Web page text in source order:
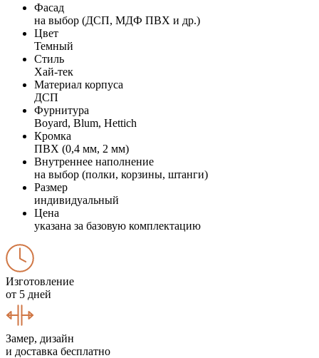
Фасад
на выбор (ДСП, МДФ ПВХ и др.)
Цвет
Темный
Стиль
Хай-тек
Материал корпуса
ДСП
Фурнитура
Boyard, Blum, Hettich
Кромка
ПВХ (0,4 мм, 2 мм)
Внутреннее наполнение
на выбор (полки, корзины, штанги)
Размер
индивидуальный
Цена
указана за базовую комплектацию
Изготовление
от 5 дней
Замер, дизайн
и доставка бесплатно